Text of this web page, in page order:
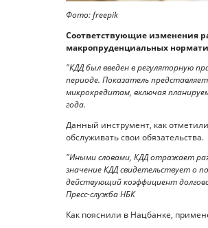
Фото: freepik
Соответствующие изменения
макропруденциальных
"КДД был введен в регуляторную
периоде. Показатель
микрокредитам, включая
года.
Данный инструмент, как
обслуживать свои обязательства.
"Иными словами, КДД отражает
значение КДД свидетельствует о
действующий коэффициент
Пресс-служба НБК
Как пояснили в Нацбанке,